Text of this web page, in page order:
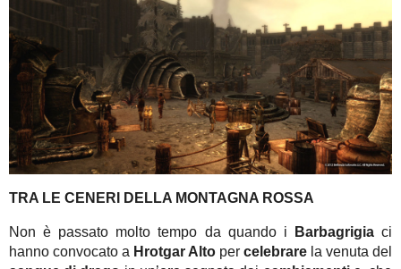
TRA LE CENERI DELLA MONTAGNA ROSSA
Non è passato molto tempo da quando i Barbagrigiaci
hanno convocato a Hrotgar Alto per celebrare la venuta del